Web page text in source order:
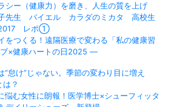
シー（健康力）を磨き、人生の質を上げ
先生 バイエル カラダのミカタ 高校生
2017 レポ①
をつくる！遠隔医療で変わる「私の健康習
×健康ハートの日2025 ―
“怠け”じゃない。季節の変わり目に増え
は？
悩む女性に朗報！医学博士×シューフィッタ